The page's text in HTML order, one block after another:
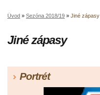
Úvod » Sezóna 2018/19 » Jiné zápasy
Jiné zápasy
Portrét